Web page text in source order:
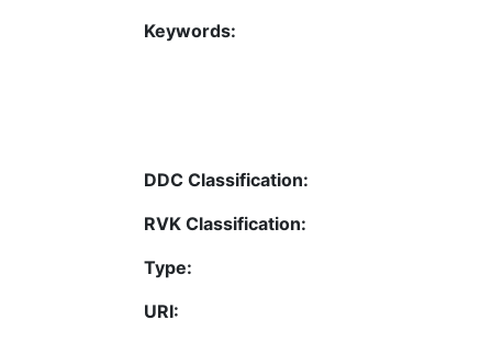
Keywords:
DDC Classification:
RVK Classification:
Type:
URI: